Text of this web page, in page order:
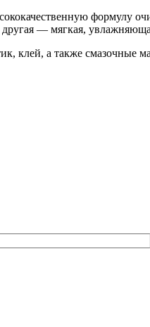
формулу
— мягкая,
клей, а также смазочные